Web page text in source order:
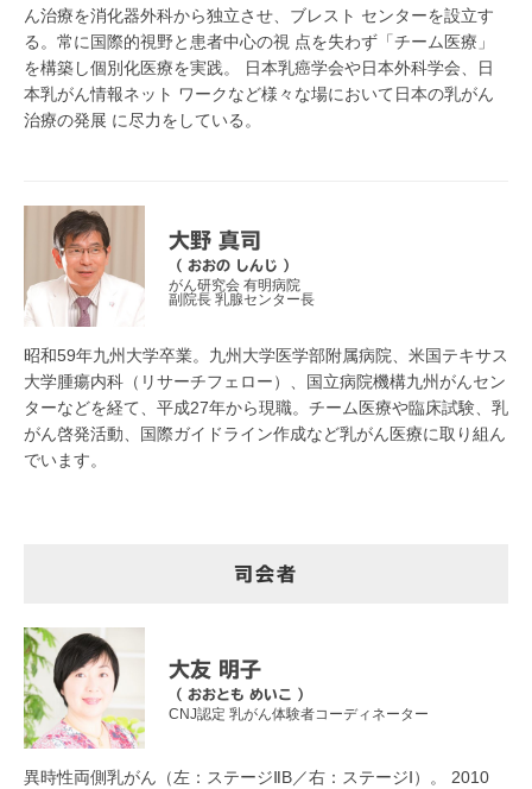
ん治療を消化器外科から独立させ、ブレスト センターを設立す
る。常に国際的視野と患者中心の視 点を失わず「チーム医療」
を構築し個別化医療を実践。 日本乳癌学会や日本外科学会、日
本乳がん情報ネット ワークなど様々な場において日本の乳がん
治療の発展 に尽力をしている。
大野 真司
（ おおの しんじ ）
がん研究会 有明病院
副院長 乳腺センター長
昭和59年九州大学卒業。九州大学医学部附属病院、米国テキサス
大学腫瘍内科（リサーチフェロー）、国立病院機構九州がんセン
ターなどを経て、平成27年から現職。チーム医療や臨床試験、乳
がん啓発活動、国際ガイドライン作成など乳がん医療に取り組ん
でいます。
司会者
大友 明子
（ おおとも めいこ ）
CNJ認定 乳がん体験者コーディネーター
異時性両側乳がん（左：ステージⅡB／右：ステージⅠ）。 2010